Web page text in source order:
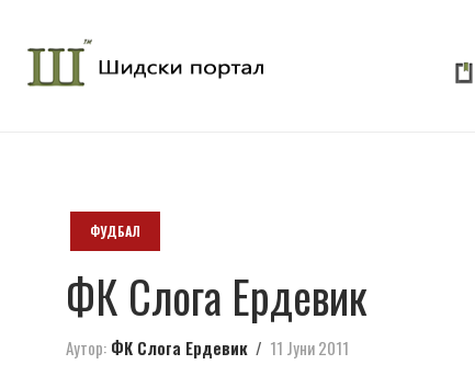
ФУДБАЛ
ФК Слога Ердевик
Аутор: ФК Слога Ердевик 11 Јуни 2011